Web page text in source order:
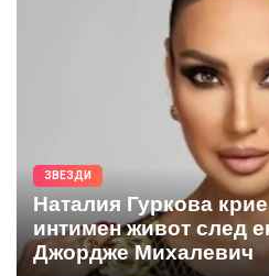
ЗВЕЗДИ
Наталия Гуркова
интимен живот след
Джордже Михалевич